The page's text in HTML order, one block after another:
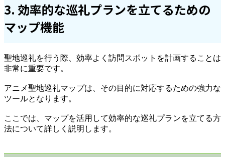
3. 効率的な巡礼プランを立てるための
マップ機能
聖地巡礼を行う際、効率よく訪問スポットを計画することは
非常に重要です。
アニメ聖地巡礼マップは、その目的に対応するための強力な
ツールとなります。
ここでは、マップを活用して効率的な巡礼プランを立てる方
法について詳しく説明します。